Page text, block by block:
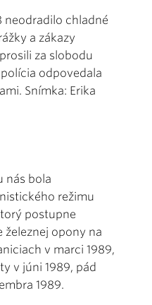
neodradilo chladné
a zákazy
za slobodu
odpovedala
Snímka: Erika
nás bola
režimu
postupne
železnej opony na
v marci 1989,
v júni 1989, pád
1989.